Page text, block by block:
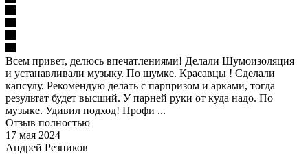
Всем привет, делюсь впечатлениями! Делали Шумоизоляция
и устанавливали музыку. По шумке. Красавцы ! Сделали
капсулу. Рекомендую делать с парпризом и арками, тогда
результат будет высший. У парней руки от куда надо. По
музыке. Удивил подход! Профи ...
Отзыв полностью
17 мая 2024
Андрей Резников